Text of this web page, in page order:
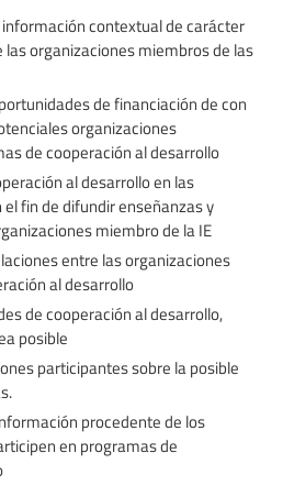
contextual de carácter
las organizaciones miembros de las
de financiación de con
organizaciones
de cooperación al desarrollo
al desarrollo en las
fin de difundir enseñanzas y
miembro de la IE
entre las organizaciones
al desarrollo
de cooperación al desarrollo,
posible
participantes sobre la posible
procedente de los
en programas de